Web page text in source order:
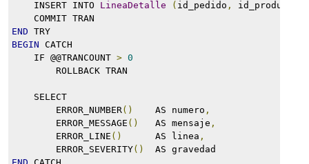
INSERT INTO LineaDetalle ( id_pedido , id_producto
COMMIT TRAN
END TRY
BEGIN CATCH
IF @@TRANCOUNT > 0
ROLLBACK TRAN
SELECT
ERROR_NUMBER() AS numero ,
ERROR_MESSAGE () AS mensaje ,
ERROR_LINE () AS linea ,
ERROR_SEVERITY()
AS gravedad